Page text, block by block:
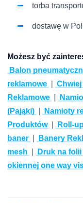
torba
dostawę w
Możesz być
Balon
reklamowe
Reklamowe
(Pająki)
Namioty
Produktów
Roll-
baner
Banery
mesh
Druk na
okiennej one way